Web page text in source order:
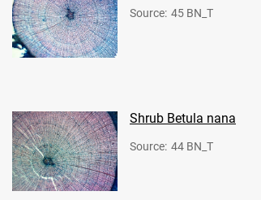
Source: 45 BN_T
Shrub Betula nana
Source: 44 BN_T